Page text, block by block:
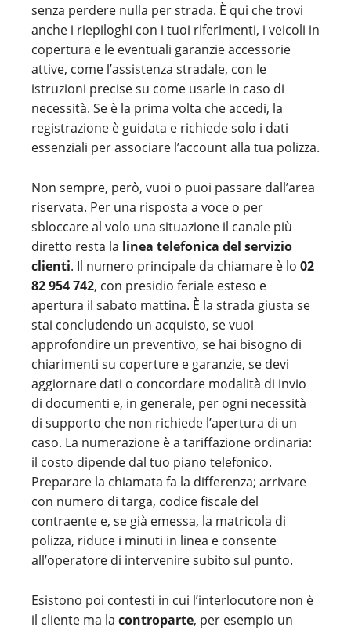
senza perdere nulla per strada. È qui che trovi
anche i riepiloghi con i tuoi riferimenti, i veicoli in
copertura e le eventuali garanzie accessorie
attive, come l’assistenza stradale, con le
istruzioni precise su come usarle in caso di
necessità. Se è la prima volta che accedi, la
registrazione è guidata e richiede solo i dati
essenziali per associare l’account alla tua polizza.
Non sempre, però, vuoi o puoi passare dall’area
riservata. Per una risposta a voce o per
sbloccare al volo una situazione il canale più
diretto resta la linea telefonica del servizio
clienti. Il numero principale da chiamare è lo 02
82 954 742, con presidio feriale esteso e
apertura il sabato mattina. È la strada giusta se
stai concludendo un acquisto, se vuoi
approfondire un preventivo, se hai bisogno di
chiarimenti su coperture e garanzie, se devi
aggiornare dati o concordare modalità di invio
di documenti e, in generale, per ogni necessità
di supporto che non richiede l’apertura di un
caso. La numerazione è a tariffazione ordinaria:
il costo dipende dal tuo piano telefonico.
Preparare la chiamata fa la differenza; arrivare
con numero di targa, codice fiscale del
contraente e, se già emessa, la matricola di
polizza, riduce i minuti in linea e consente
all’operatore di intervenire subito sul punto.
Esistono poi contesti in cui l’interlocutore non è
il cliente ma la controparte, per esempio un